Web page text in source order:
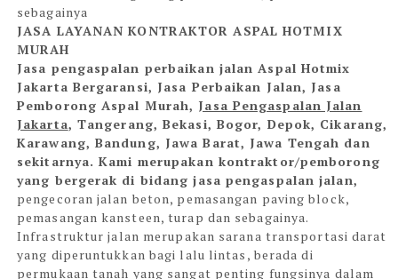
sebagainya
JASA LAYANAN KONTRAKTOR ASPAL HOTMIX
MURAH
Jasa pengaspalan perbaikan jalan Aspal Hotmix
Jakarta Bergaransi, Jasa Perbaikan Jalan, Jasa
Pemborong Aspal Murah, Jasa Pengaspalan Jalan
Jakarta, Tangerang, Bekasi, Bogor, Depok, Cikarang,
Karawang, Bandung, Jawa Barat, Jawa Tengah dan
sekitarnya. Kami merupakan kontraktor/pemborong
yang bergerak di bidang jasa pengaspalan jalan,
pengecoran jalan beton, pemasangan paving block,
pemasangan kansteen, turap dan sebagainya.
Infrastruktur jalan merupakan sarana transportasi darat
yang diperuntukkan bagi lalu lintas, berada di
permukaan tanah yang sangat penting fungsinya dalam